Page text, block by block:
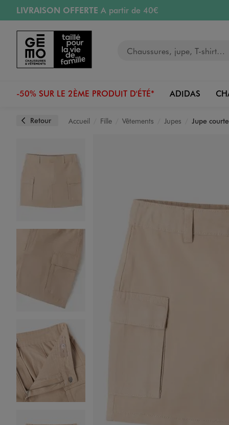
Aller au contenu principal
Aller à la navigation
LIVRAISON OFFERTE A partir de 40€
RETRAIT ET LIVRAISON OFFERTE
RÉSERVATION GRATUITE
4h en magasin
Retours OFFERTSpendant 30 jours
-50% SUR LE 2ÈME PRODUIT D'ÉTÉ* ADIDAS
Retour Accueil Fille Vêtements Jupes Jupe
Image 3 sur 4